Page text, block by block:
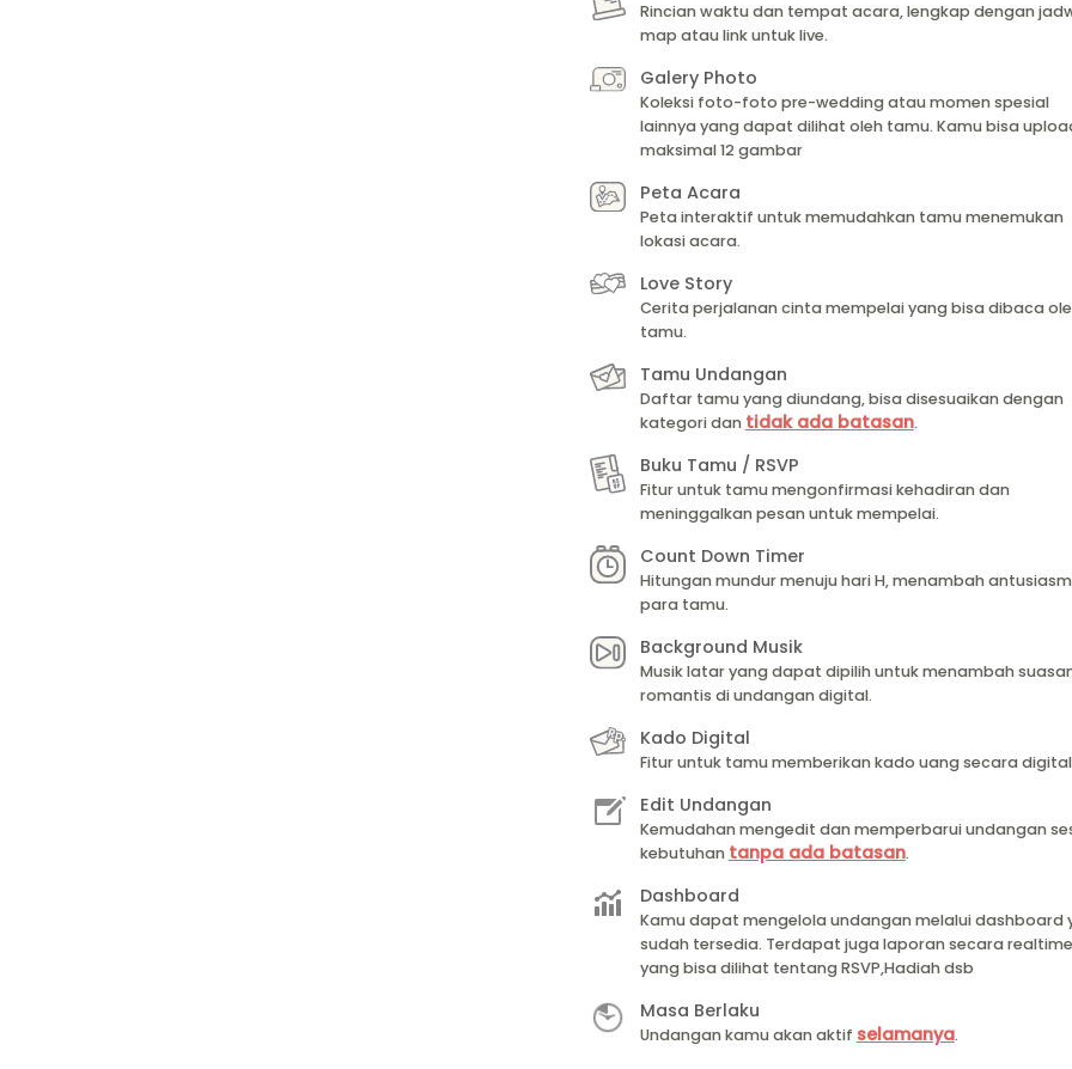
Rincian waktu dan tempat acara, lengkap dengan
map atau link untuk live.
Galery Photo
Koleksi foto-foto pre-wedding atau momen spesial
lainnya yang dapat dilihat oleh tamu. Kamu bisa
maksimal 12 gambar
Peta Acara
Peta interaktif untuk memudahkan tamu menemukan
lokasi acara.
Love Story
Cerita perjalanan cinta mempelai yang bisa dibaca
tamu.
Tamu Undangan
Daftar tamu yang diundang, bisa disesuaikan dengan
kategori dan tidak ada batasan.
Buku Tamu / RSVP
Fitur untuk tamu mengonfirmasi kehadiran dan
meninggalkan pesan untuk mempelai.
Count Down Timer
Hitungan mundur menuju hari H, menambah
para tamu.
Background Musik
Musik latar yang dapat dipilih untuk menambah
romantis di undangan digital.
Kado Digital
Fitur untuk tamu memberikan kado uang secara
Edit Undangan
Kemudahan mengedit dan memperbarui undangan
kebutuhan tanpa ada batasan.
Dashboard
Kamu dapat mengelola undangan melalui dashboard
sudah tersedia. Terdapat juga laporan secara realtime
yang bisa dilihat tentang RSVP,Hadiah dsb
Masa Berlaku
Undangan kamu akan aktif selamanya.